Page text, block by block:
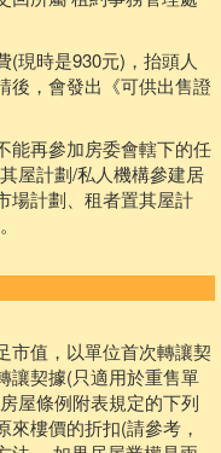
(現時是930元)，抬頭人
後，會發出《可供出售證
能再參加房委會轄下的任
屋計劃/私人機構參建居
場計劃、租者置其屋計
市值，以單位首次轉讓契
讓契據(只適用於重售單
屋條例附表規定的下列
樓價的折扣(請參考，